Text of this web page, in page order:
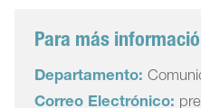
Para más
Departamento:
Correo Electrónico: